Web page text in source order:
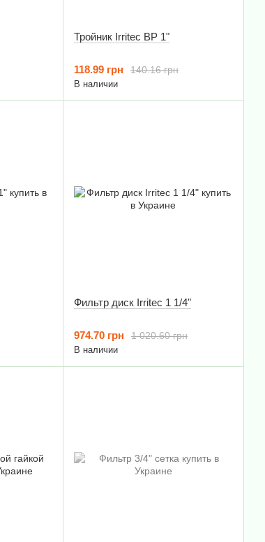
Тройник Irritec ВР 1"
140.16 грн
118.99 грн
В наличии
Фильтр диск Irritec 1 1/4"
1 020.60 грн
974.70 грн
В наличии